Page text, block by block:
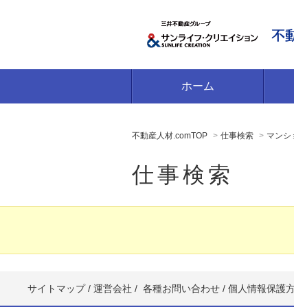
ホーム
不動産人材.comTOP 仕事検索 マンシ
仕事検索
サイトマップ/ 運営会社 / 各種お問い合わせ/ 個人情報保護